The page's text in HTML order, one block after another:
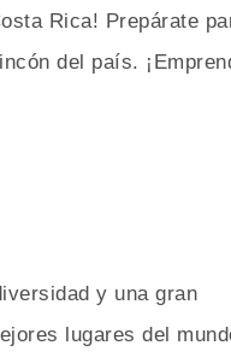
Rica! Prepárate
del país.
y una gran
lugares del